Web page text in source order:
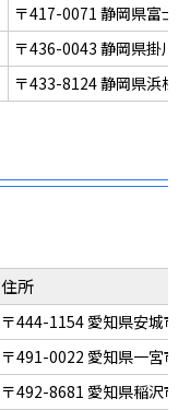
〒417-0071 静岡県富士
〒436-0043 静岡県掛川
〒433-8124 静岡県浜松
住所
〒444-1154 愛知県安城市
〒491-0022 愛知県一宮市
〒492-8681 愛知県稲沢市